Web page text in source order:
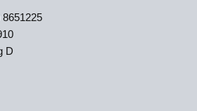
8651225
D